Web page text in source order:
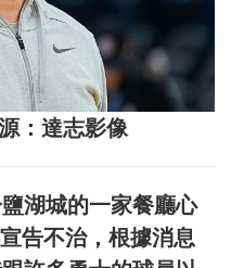
：達志影像
湖城的一家餐廳心
告不治，根據消息